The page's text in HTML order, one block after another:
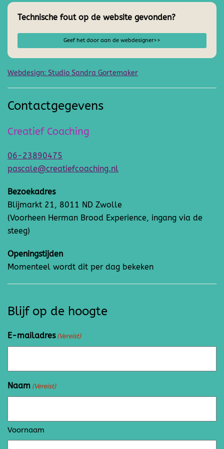
Technische fout op de website gevonden?
Geef het door aan de webdesigner>>
Webdesign: Studio Sandra Gortemaker
Contactgegevens
Creatief Coaching
06-23890475
pascale@creatiefcoaching.nl
Bezoekadres
Blijmarkt 21, 8011 ND Zwolle
(Voorheen Herman Brood Experience, ingang via de
steeg)
Openingstijden
Momenteel wordt dit per dag bekeken
Blijf op de hoogte
E-mailadres (Vereist)
Naam (Vereist)
Voornaam